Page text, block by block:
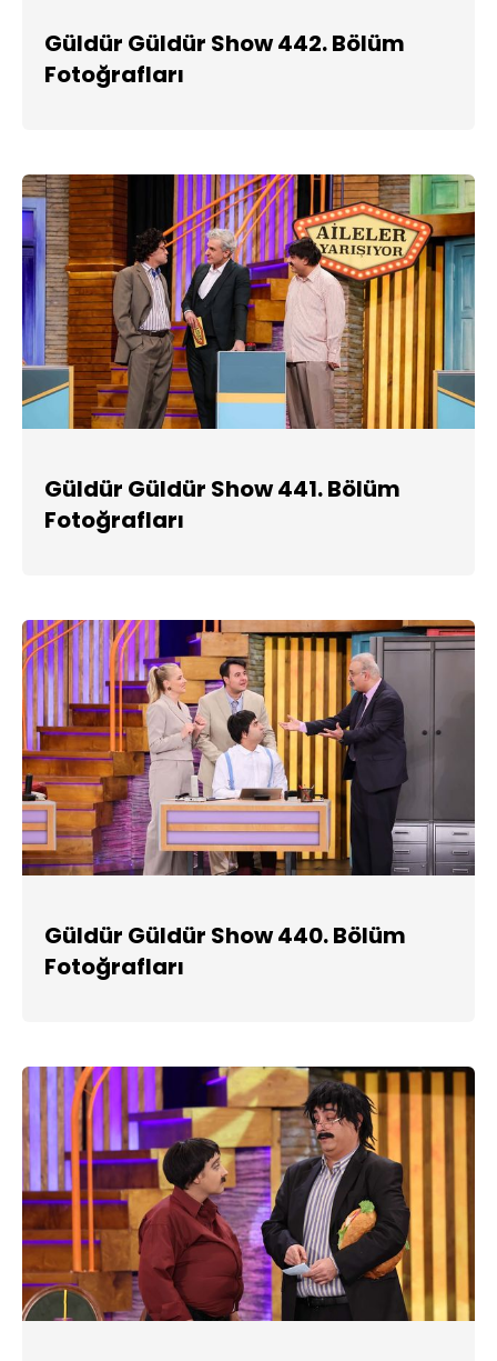
Güldür Güldür Show 442. Bölüm
Fotoğrafları
Güldür Güldür Show 441. Bölüm
Fotoğrafları
Güldür Güldür Show 440. Bölüm
Fotoğrafları